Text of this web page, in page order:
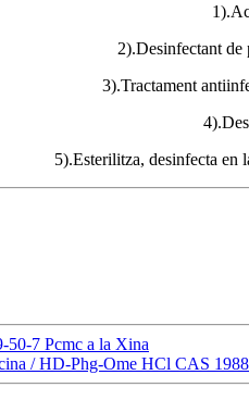
2).Desinfectant
3).Tractament
5).Esterilitza, desinfecta en
50-7 Pcmc a la Xina
/ HD-Phg-Ome HCl CAS